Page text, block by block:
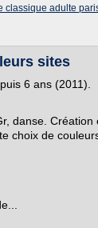
classique adulte
sites
6 ans (2011).
danse.
choix de